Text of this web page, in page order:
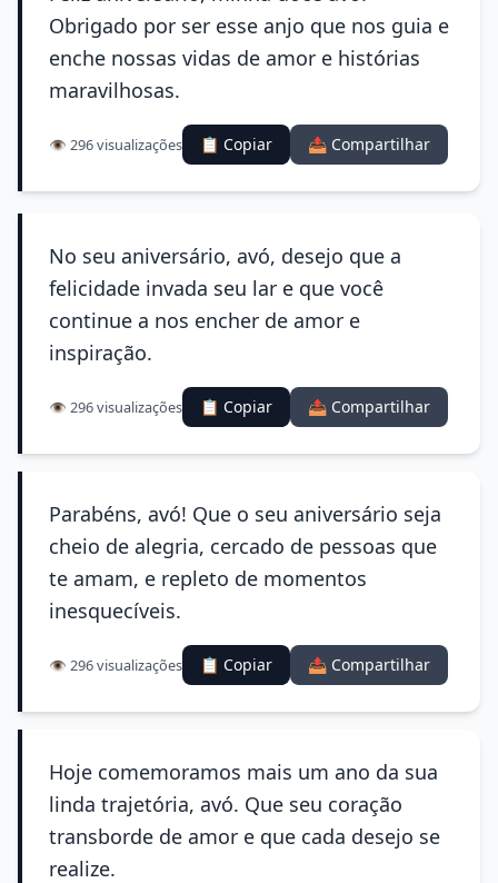
Obrigado por ser esse anjo que nos guia e
enche nossas vidas de amor e histórias
maravilhosas.
👁️ 296 visualizações 📋 Copiar 📤 Compartilhar
No seu aniversário, avó, desejo que a
felicidade invada seu lar e que você
continue a nos encher de amor e
inspiração.
👁️ 296 visualizações 📋 Copiar 📤 Compartilhar
Parabéns, avó! Que o seu aniversário seja
cheio de alegria, cercado de pessoas que
te amam, e repleto de momentos
inesquecíveis.
👁️ 296 visualizações 📋 Copiar 📤 Compartilhar
Hoje comemoramos mais um ano da sua
linda trajetória, avó. Que seu coração
transborde de amor e que cada desejo se
realize.